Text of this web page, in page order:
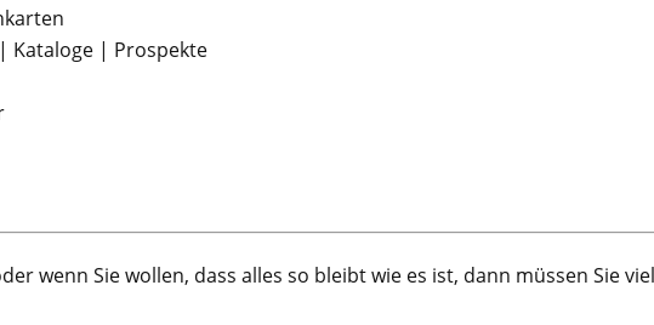
Kataloge | Prospekte
wenn Sie wollen, dass alles so bleibt wie es ist, dann müssen Sie